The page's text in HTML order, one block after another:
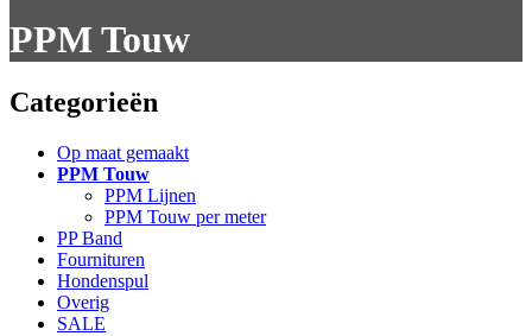
PPM Touw
Categorieën
Op maat gemaakt
PPM Touw
PPM Lijnen
PPM Touw per meter
PP Band
Fournituren
Hondenspul
Overig
SALE